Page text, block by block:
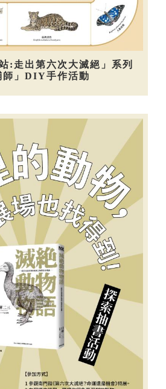
:走出第六次大滅絕」系列
師」DIY手作活動